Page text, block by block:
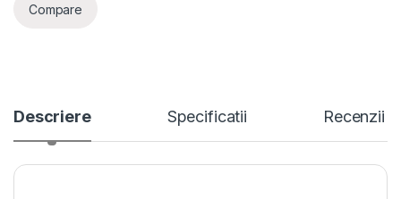
Compare
Descriere Specificatii Recenzii